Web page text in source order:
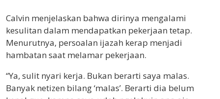
Calvin menjelaskan bahwa dirinya mengalami
kesulitan dalam mendapatkan pekerjaan tetap.
Menurutnya, persoalan ijazah kerap menjadi
hambatan saat melamar pekerjaan.
“Ya, sulit nyari kerja. Bukan berarti saya malas.
Banyak netizen bilang ‘malas’. Berarti dia belum